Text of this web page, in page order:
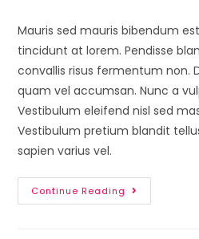
Mauris sed mauris bibendum
tincidunt at lorem. Pendisse
convallis risus fermentum non.
quam vel accumsan. Nunc a
Vestibulum eleifend nisl sed
Vestibulum pretium blandit
sapien varius vel.
Continue Reading